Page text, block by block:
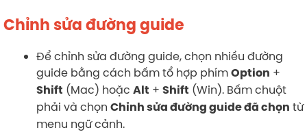
Chỉnh sửa đường guide
Để chỉnh sửa đường guide, chọn nhiều đường
guide bằng cách bấm tổ hợp phímOption +
Shift (Mac) hoặc Alt + Shift (Win). Bấm chuột
phải và chọn Chỉnh sửa đường guide đã chọn từ
menu ngữ cảnh.